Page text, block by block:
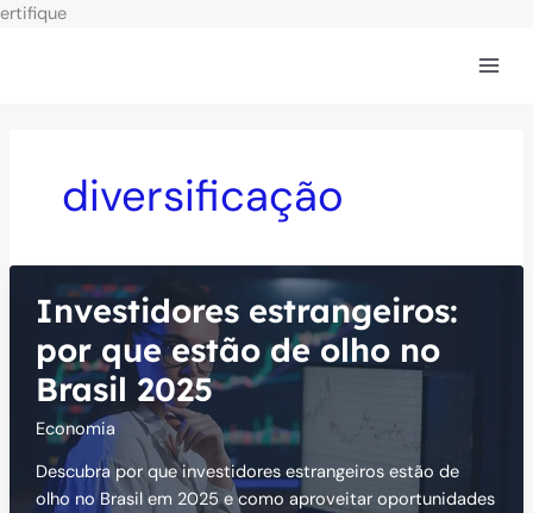
ertifiqueIr
diversificação
Investidores estrangeiros:
por que estão de olho no
Brasil 2025
Economia
Descubra por que investidores estrangeiros estão de
olho no Brasil em 2025 e como aproveitar oportunidades